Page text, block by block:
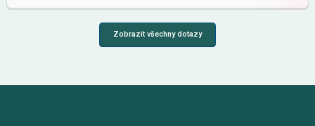
Zobrazit všechny dotazy